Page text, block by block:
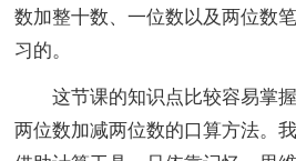
数加整十数、一位数以及两位数
习的。
这节课的知识点比较容易掌握
两位数加减两位数的口算方法。